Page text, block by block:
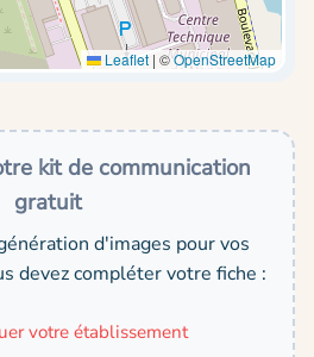
Leaflet | ©OpenStreetMap
kit de communication
gratuit
d'images pour vos
devez compléter votre fiche :
votre établissement